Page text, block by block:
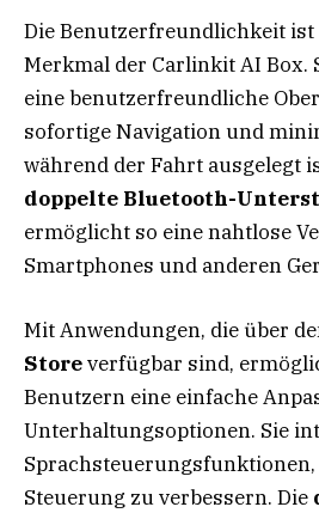
Die Benutzerfreundlichkeit ist
Merkmal der Carlinkit AI Box.
eine benutzerfreundliche
sofortige Navigation und
während der Fahrt ausgelegt
doppelte Bluetooth-
ermöglicht so eine nahtlose
Smartphones und anderen
Mit Anwendungen, die über
Storeverfügbar sind,
Benutzern eine einfache
Unterhaltungsoptionen. Sie
Steuerung zu verbessern. Die